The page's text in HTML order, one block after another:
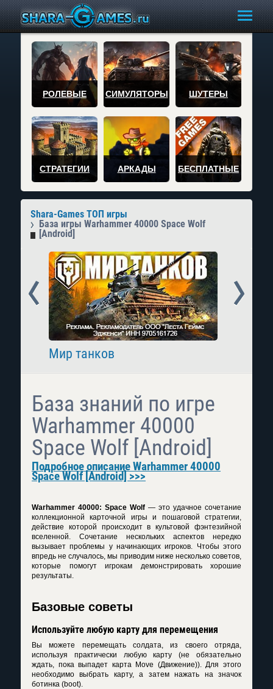
РОЛЕВЫЕ СИМУЛЯТОРЫ ШУТЕРЫ
СТРАТЕГИИ АРКАДЫ БЕСПЛАТНЫЕ
Shara-Games ТОП игры
База игры Warhammer 40000 Space Wolf
[Android]
Мир танков
Prev
База знаний по игре
Warhammer 40000
Space Wolf [Android]
Подробное описание Warhammer 40000
Space Wolf [Android] >>>
Warhammer 40000: Space Wolf — это удачное сочетание
коллекционной карточной игры и пошаговой стратегии,
действие которой происходит в культовой фэнтезийной
вселенной. Сочетание нескольких аспектов нередко
вызывает проблемы у начинающих игроков. Чтобы этого
впредь не случалось, мы приводим ниже несколько советов,
которые помогут игрокам демонстрировать хорошие
результаты.
Базовые советы
Используйте любую карту для перемещения
Вы можете перемещать солдата, из своего отряда,
используя практически любую карту (не обязательно
ждать, пока выпадет карта Move (Движение)). Для этого
необходимо выбрать карту, а затем нажать на значок
ботинка (boot).